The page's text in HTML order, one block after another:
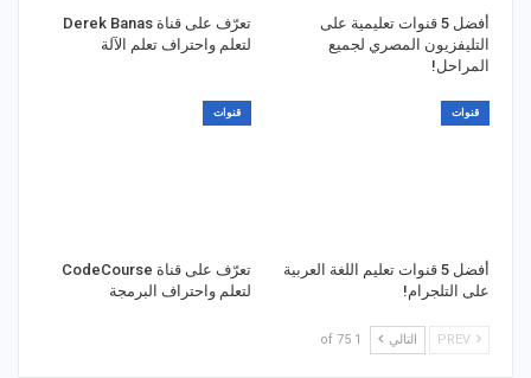
أفضل 5 قنوات تعليمية على
التليفزيون المصري لجميع
المراحل!
تعرّف على قناة Derek Banas
لتعلم واحتراف تعلم الآلة
قنوات
أفضل 5 قنوات تعليم اللغة العربية
على التلجرام!
قنوات
تعرّف على قناة CodeCourse
لتعلم واحتراف البرمجة
التالي 1 of 75